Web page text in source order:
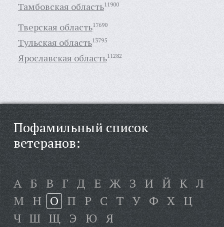
Тамбовская область11900
Тверская область17690
Тульская область13795
Ярославская область11282
Пофамильный список
ветеранов:
А Б В Г Д Е Ж З И Й К Л
М Н О П Р С Т У Ф Х Ц
Ч Ш Щ Э Ю Я